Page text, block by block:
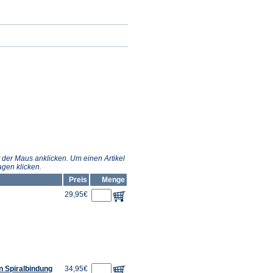
Maus anklicken. Um einen Artikel
klicken.
Preis
Menge
29,95€
Spiralbindung
34,95€